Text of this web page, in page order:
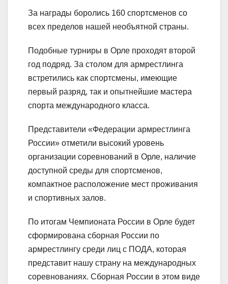
За награды боролись 160 спортсменов со
всех пределов нашей необъятной страны.​
Подобные турниры в Орле проходят второй
год подряд. За столом для армрестлинга
встретились как спортсмены, имеющие
первый разряд, так и опытнейшие мастера
спорта международного класса.​
Представители «Федерации армрестлинга
России» отметили высокий уровень
организации соревнований в Орле, наличие
доступной среды для спортсменов,
компактное расположение мест проживания
и спортивных залов. ​
По итогам Чемпионата России в Орле будет
сформирована сборная России по
армрестлингу среди лиц с ПОДА, которая
представит нашу страну на международных
соревнованиях. Сборная России в этом виде